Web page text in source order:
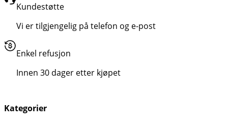
Kundestøtte
Vi er tilgjengelig på telefon og e-post
Enkel refusjon
Innen 30 dager etter kjøpet
Kategorier